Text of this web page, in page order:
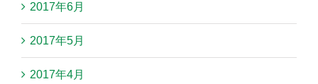
2017年6月
2017年5月
2017年4月